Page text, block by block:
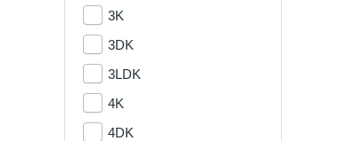
3K
3DK
3LDK
4K
4DK